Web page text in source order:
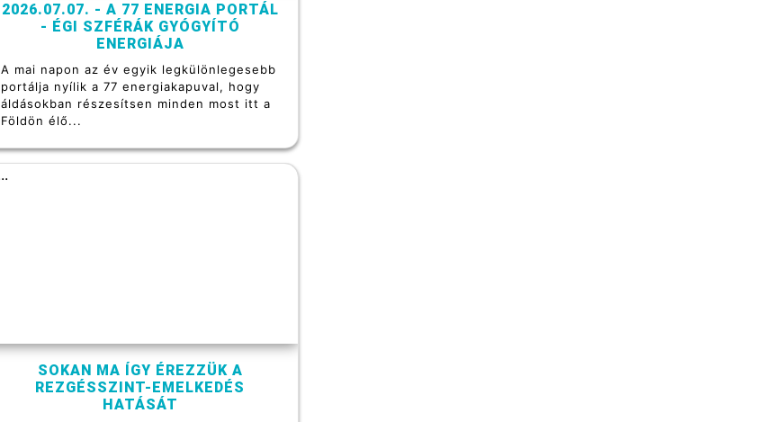
2026.07.07. - A 77 ENERGIA PORTÁL
- ÉGI SZFÉRÁK GYÓGYÍTÓ
ENERGIÁJA
A mai napon az év egyik legkülönlegesebb
portálja nyílik a 77 energiakapuval, hogy
áldásokban részesítsen minden most itt a
Földön élő...
SOKAN MA ÍGY ÉREZZÜK A
REZGÉSSZINT-EMELKEDÉS
HATÁSÁT